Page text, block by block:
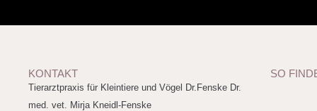
KONTAKT
Tierarztpraxis für Kleintiere und Vögel Dr.Fenske Dr.
med. vet. Mirja Kneidl-Fenske
SO